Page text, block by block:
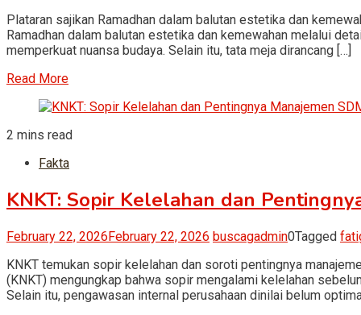
Plataran sajikan Ramadhan dalam balutan estetika dan
Ramadhan dalam balutan estetika dan kemewahan melalui
memperkuat nuansa budaya. Selain itu, tata meja dirancang […]
Read More
2 mins read
Fakta
KNKT: Sopir Kelelahan dan
February 22, 2026February 22, 2026 buscagadmin0Tagged
KNKT temukan sopir kelelahan dan soroti pentingnya
(KNKT) mengungkap bahwa sopir mengalami kelelahan
Selain itu, pengawasan internal perusahaan dinilai belum